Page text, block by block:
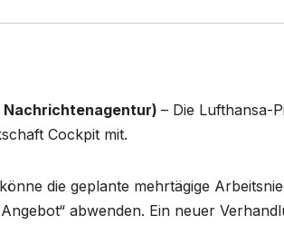
– Die Lufthansa-
Cockpit mit.
die geplante mehrtägige
abwenden. Ein neuer